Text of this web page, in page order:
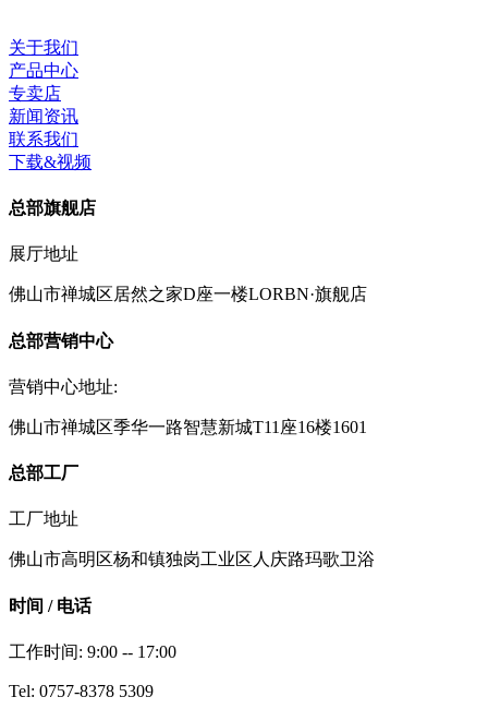
关于我们
产品中心
专卖店
新闻资讯
联系我们
下载&视频
总部旗舰店
展厅地址
佛山市禅城区居然之家D座一楼LORBN·旗舰店
总部营销中心
营销中心地址:
佛山市禅城区季华一路智慧新城T11座16楼1601
总部工厂
工厂地址
佛山市高明区杨和镇独岗工业区人庆路玛歌卫浴
时间 / 电话
工作时间: 9:00 -- 17:00
Tel: 0757-8378 5309